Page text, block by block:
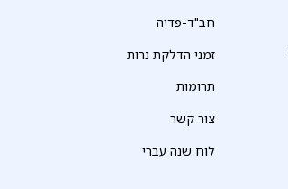
חב"ד-פדיה
זמני הדלקת נרות
תרומות
צור קשר
לוח שנה עברי